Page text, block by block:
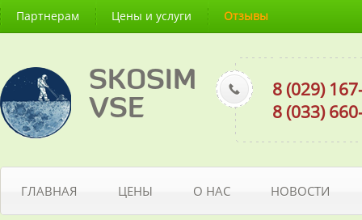
Партнерам Цены и услуги Отзывы
SKOSIM
VSE
8 (029)
8 (033)
ГЛАВНАЯ ЦЕНЫ О НАС НОВОСТИ